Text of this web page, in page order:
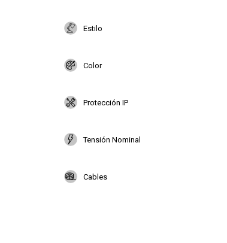
Estilo
Color
Protección IP
Tensión Nominal
Cables